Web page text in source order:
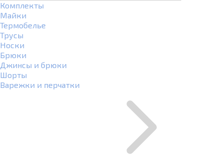
Комплекты
Майки
Термобелье
Трусы
Носки
Брюки
Джинсы и брюки
Шорты
Варежки и перчатки